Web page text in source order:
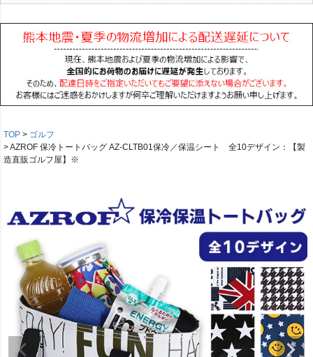
TOP
ゴルフ
AZROF 保冷トートバッグ AZ-CLTB01保冷／保温シート 全10デザイン：【製
造直販ゴルフ屋】※